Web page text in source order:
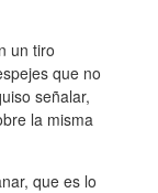
un tiro
que no
señalar,
la misma
que es lo